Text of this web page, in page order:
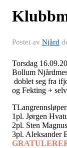
Postet av Njård
Torsdag
Bollum
doblet seg fra
og Fekting +
1pl. Jørgen
2pl. Sten
3pl. Aleksander